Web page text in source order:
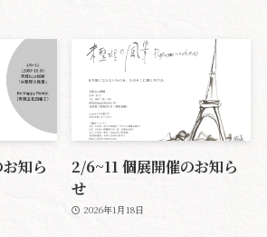
知ら
2/6~11 個展開催のお知ら
せ
2026年1月18日